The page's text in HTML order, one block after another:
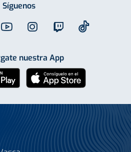
Síguenos
nuestra App